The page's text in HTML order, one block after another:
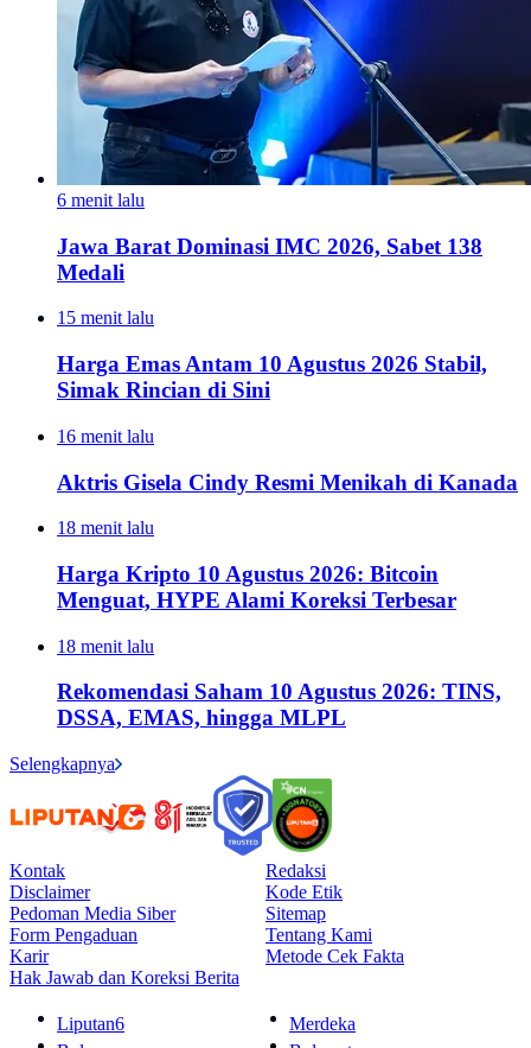
6 menit lalu
Jawa Barat Dominasi IMC 2026, Sabet 138
Medali
15 menit lalu
Harga Emas Antam 10 Agustus 2026 Stabil,
Simak Rincian di Sini
16 menit lalu
Aktris Gisela Cindy Resmi Menikah di Kanada
18 menit lalu
Harga Kripto 10 Agustus 2026: Bitcoin
Menguat, HYPE Alami Koreksi Terbesar
18 menit lalu
Rekomendasi Saham 10 Agustus 2026: TINS,
DSSA, EMAS, hingga MLPL
Selengkapnya
Kontak
Redaksi
Disclaimer
Kode Etik
Pedoman Media Siber
Sitemap
Form Pengaduan
Tentang Kami
Karir
Metode Cek Fakta
Hak Jawab dan Koreksi Berita
Liputan6
Merdeka